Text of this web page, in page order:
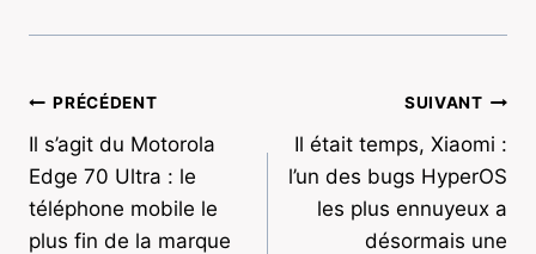
Navigation
de
l’article
PRÉCÉDENT
Il s’agit du Motorola
Edge 70 Ultra : le
téléphone mobile le
plus fin de la marque
SUIVANT
Il était temps, Xiaomi :
l’un des bugs HyperOS
les plus ennuyeux a
désormais une